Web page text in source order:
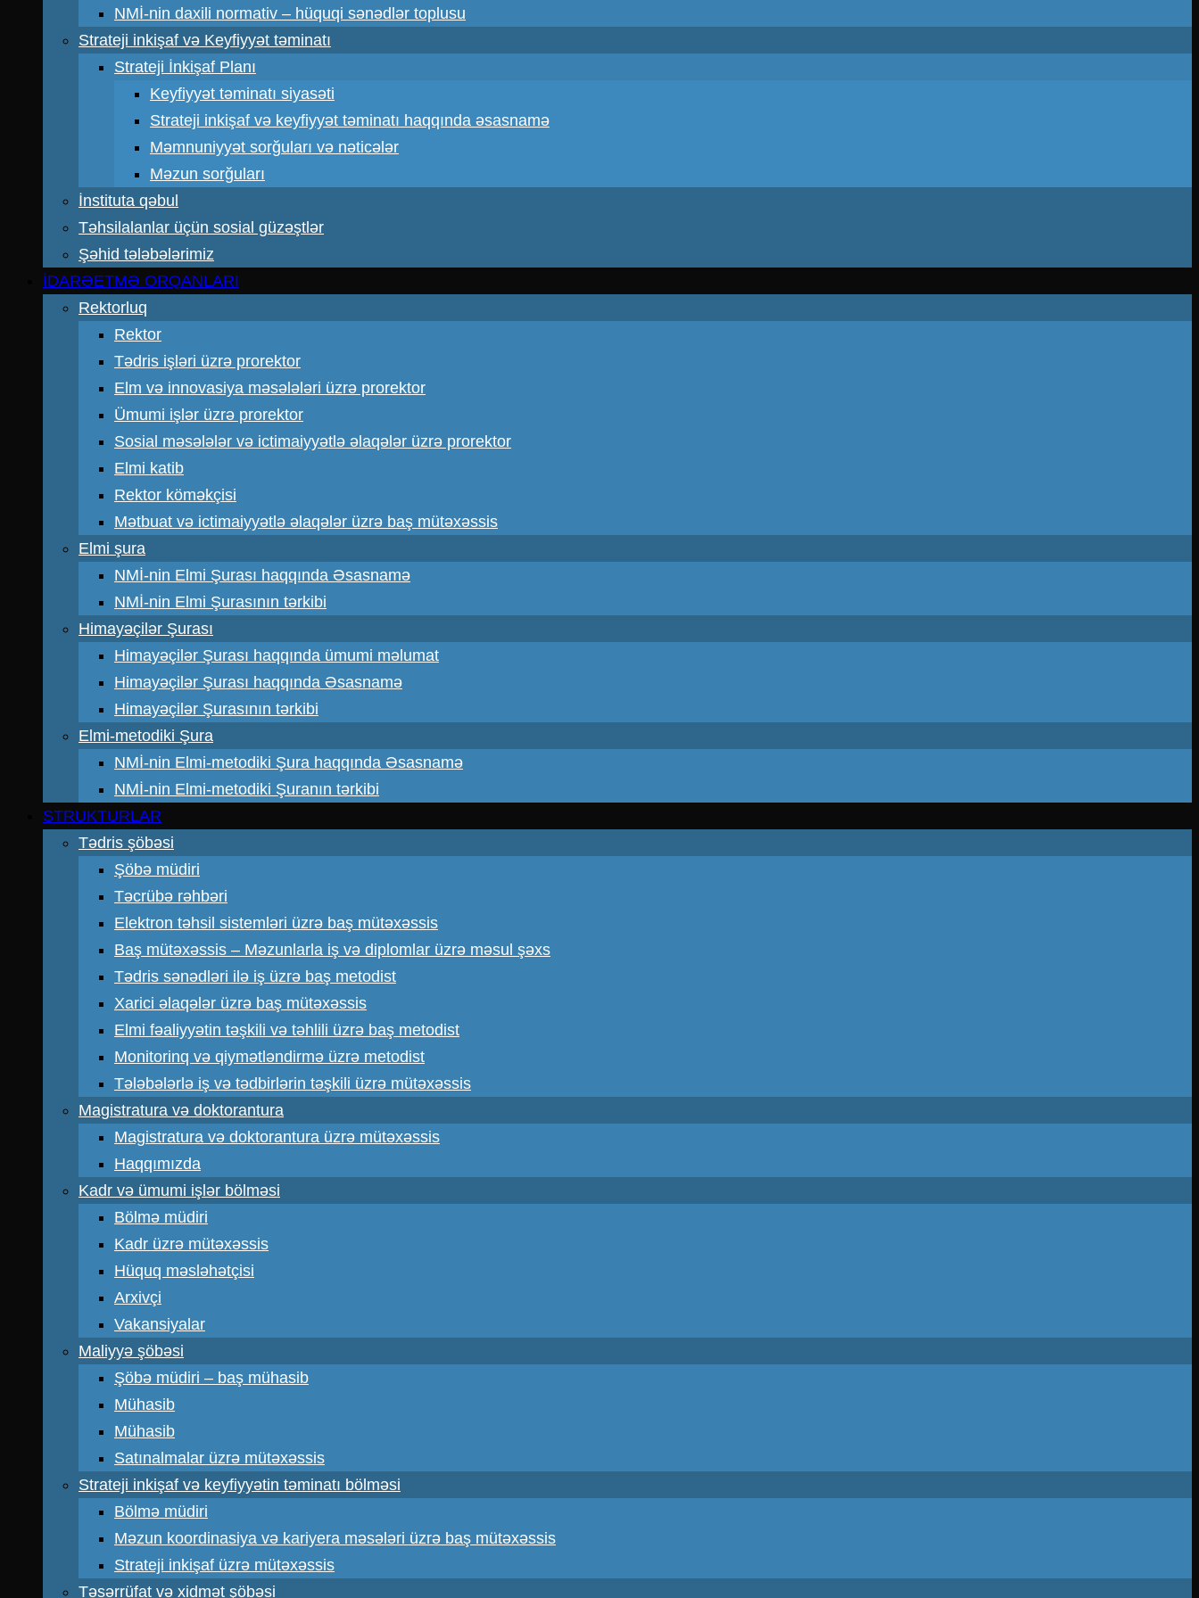
NMİ-nin daxili normativ – hüquqi sənədlər toplusu
Strateji inkişaf və Keyfiyyət təminatı
Strateji İnkişaf Planı
Keyfiyyət təminatı siyasəti
Strateji inkişaf və keyfiyyət təminatı haqqında əsasnamə
Məmnuniyyət sorğuları və nəticələr
Məzun sorğuları
İnstituta qəbul
Təhsilalanlar üçün sosial güzəştlər
Şəhid tələbələrimiz
İDARƏETMƏ ORQANLARI
Rektorluq
Rektor
Tədris işləri üzrə prorektor
Elm və innovasiya məsələləri üzrə prorektor
Ümumi işlər üzrə prorektor
Sosial məsələlər və ictimaiyyətlə əlaqələr üzrə prorektor
Elmi katib
Rektor köməkçisi
Mətbuat və ictimaiyyətlə əlaqələr üzrə baş mütəxəssis
Elmi şura
NMİ-nin Elmi Şurası haqqında Əsasnamə
NMİ-nin Elmi Şurasının tərkibi
Himayəçilər Şurası
Himayəçilər Şurası haqqında ümumi məlumat
Himayəçilər Şurası haqqında Əsasnamə
Himayəçilər Şurasının tərkibi
Elmi-metodiki Şura
NMİ-nin Elmi-metodiki Şura haqqında Əsasnamə
NMİ-nin Elmi-metodiki Şuranın tərkibi
STRUKTURLAR
Tədris şöbəsi
Şöbə müdiri
Təcrübə rəhbəri
Elektron təhsil sistemləri üzrə baş mütəxəssis
Baş mütəxəssis – Məzunlarla iş və diplomlar üzrə məsul şəxs
Tədris sənədləri ilə iş üzrə baş metodist
Xarici əlaqələr üzrə baş mütəxəssis
Elmi fəaliyyətin təşkili və təhlili üzrə baş metodist
Monitorinq və qiymətləndirmə üzrə metodist
Tələbələrlə iş və tədbirlərin təşkili üzrə mütəxəssis
Magistratura və doktorantura
Magistratura və doktorantura üzrə mütəxəssis
Haqqımızda
Kadr və ümumi işlər bölməsi
Bölmə müdiri
Kadr üzrə mütəxəssis
Hüquq məsləhətçisi
Arxivçi
Vakansiyalar
Maliyyə şöbəsi
Şöbə müdiri – baş mühasib
Mühasib
Mühasib
Satınalmalar üzrə mütəxəssis
Strateji inkişaf və keyfiyyətin təminatı bölməsi
Bölmə müdiri
Məzun koordinasiya və kariyera məsələri üzrə baş mütəxəssis
Strateji inkişaf üzrə mütəxəssis
Təsərrüfat və xidmət şöbəsi